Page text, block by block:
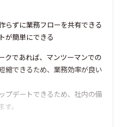
らずに業務フローを共有できる
が簡単にできる
クであれば、マンツーマンでの
縮できるため、業務効率が良い
プデートできるため、社内の備
。